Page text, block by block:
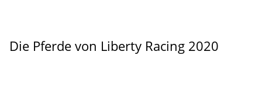
Die Pferde von Liberty Racing 2020